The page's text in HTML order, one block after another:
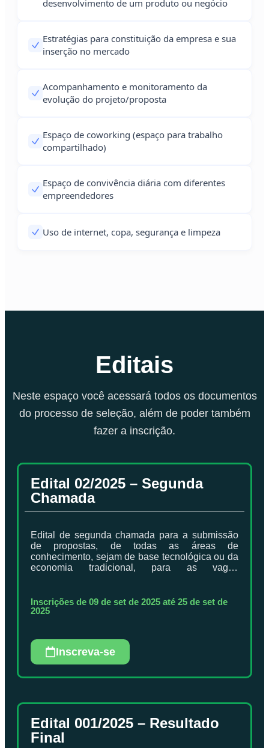
desenvolvimento de um produto ou negócio
Estratégias para constituição da empresa e sua
inserção no mercado
Acompanhamento e monitoramento da
evolução do projeto/proposta
Espaço de coworking (espaço para trabalho
compartilhado)
Espaço de convivência diária com diferentes
empreendedores
Uso de internet, copa, segurança e limpeza
Editais
Neste espaço você acessará todos os documentos
do processo de seleção, além de poder também
fazer a inscrição.
Edital 02/2025 – Segunda
Chamada
Edital de segunda chamada para a submissão
de propostas, de todas as áreas de
conhecimento, sejam de base tecnológica ou da
economia tradicional, para as vagas
Inscrições de 09 de set de 2025 até 25 de set de
2025
Inscreva-se
Edital 001/2025 – Resultado
Final